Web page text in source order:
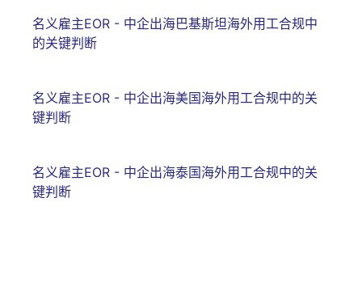
名义雇主EOR - 中企出海巴基斯坦海外用工合规中
的关键判断
名义雇主EOR - 中企出海美国海外用工合规中的关
键判断
名义雇主EOR - 中企出海泰国海外用工合规中的关
键判断